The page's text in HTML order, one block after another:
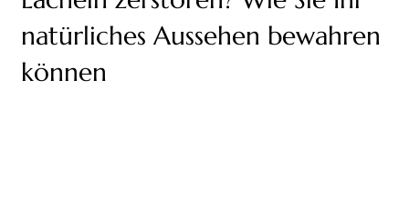
natürliches Aussehen bewahren
können